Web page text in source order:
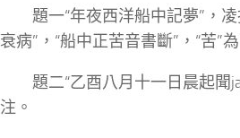
題一“年夜西洋船中記夢”，
衰病”，“船中正苦音書斷”，“苦”
題二“乙酉八月十一日晨起聞
注。